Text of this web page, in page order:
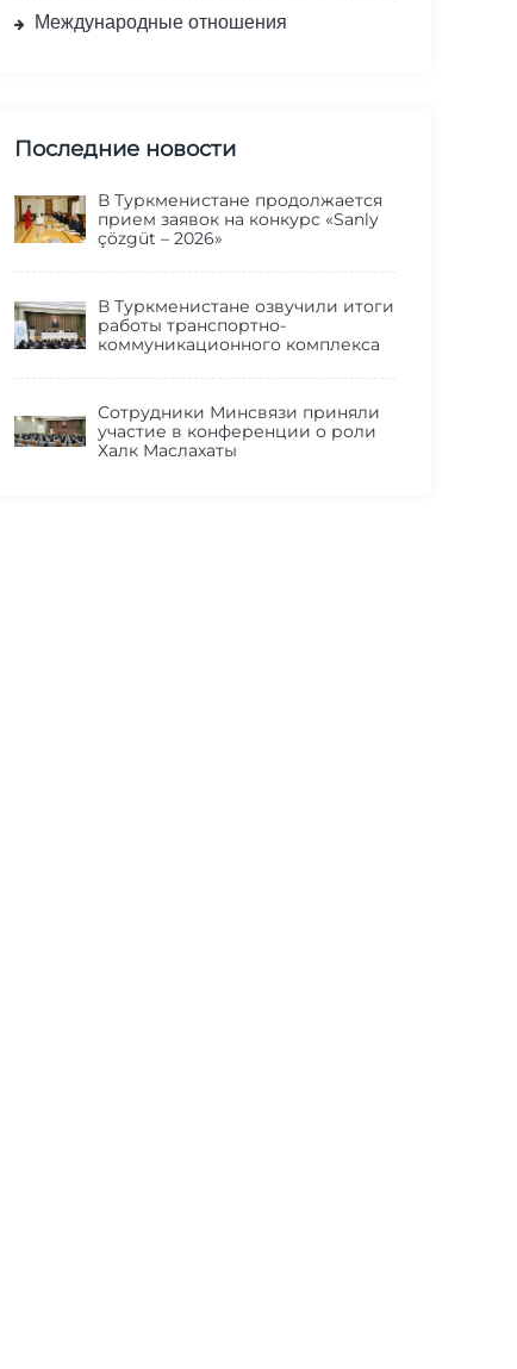
Международные отношения
Последние новости
В Туркменистане продолжается
прием заявок на конкурс «Sanly
çözgüt – 2026»
В Туркменистане озвучили итоги
работы транспортно-
коммуникационного комплекса
Сотрудники Минсвязи приняли
участие в конференции о роли
Халк Маслахаты